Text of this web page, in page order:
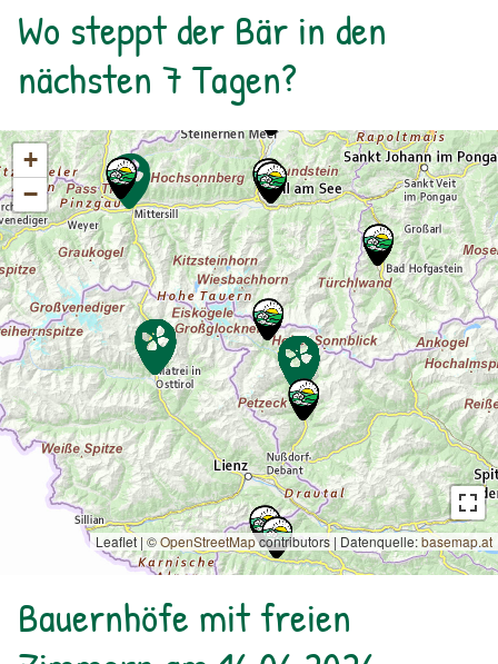
Wo steppt der Bär in den
nächsten 7 Tagen?
+
−
Leaflet | ©OpenStreetMapcontributors | Datenquelle:basemap.at
Bauernhöfe mit freien